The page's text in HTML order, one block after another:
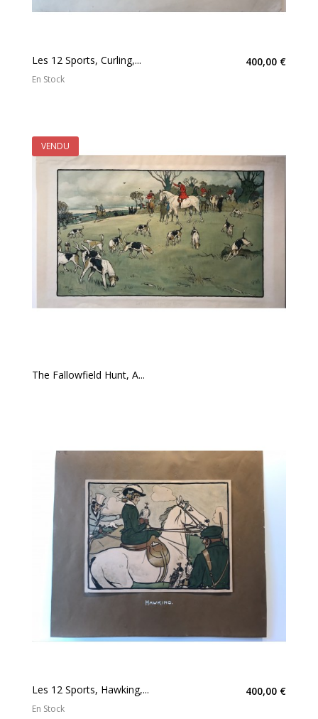
Les 12 Sports, Curling,... 400,00 €
En Stock
The Fallowfield Hunt, A...
VENDU
Les 12 Sports, Hawking,... 400,00 €
En Stock